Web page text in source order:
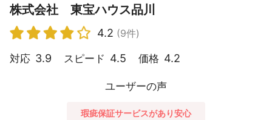
株式会社 東宝ハウス品川
4.2 (9件)
対応 3.9 スピード 4.5 価格 4.2
ユーザーの声
瑕疵保証サービスがあり安心